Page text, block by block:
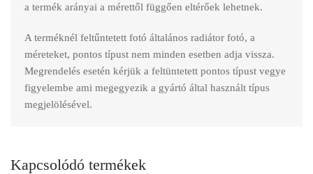
a termék arányai a mérettől függően eltérőek lehetnek.
A terméknél feltűntetett fotó általános radiátor fotó, a
méreteket, pontos típust nem minden esetben adja vissza.
Megrendelés esetén kérjük a feltüntetett pontos típust vegye
figyelembe ami megegyezik a gyártó által használt típus
megjelölésével.
Kapcsolódó termékek